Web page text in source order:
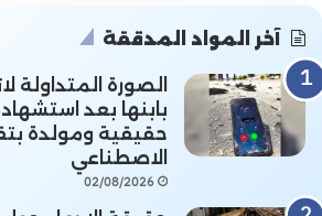
آخر المواد المدققة
الصورة المتداولة
بابنها بعد
حقيقية ومولدة
الاصطناعي
02/08/2026